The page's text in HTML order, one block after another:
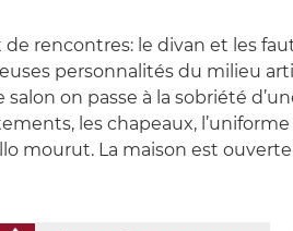
rencontres: le divan et les
personnalités du milieu
on passe à la sobriété
les chapeaux, l’uniforme
mourut. La maison est